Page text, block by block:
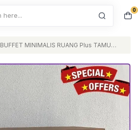
0
BUFFET MINIMALIS RUANG Plus TAMU